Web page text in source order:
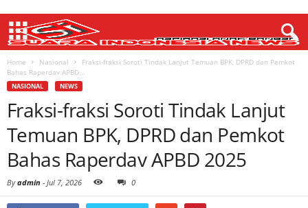
Home Nasional
Fraksi-fraksi Soroti Tindak Lanjut Temuan BPK, DPRD dan Pemkot
Bahas Raperdav APBD...
NASIONAL NEWS
Fraksi-fraksi Soroti Tindak Lanjut
Temuan BPK, DPRD dan Pemkot
Bahas Raperdav APBD 2025
Byadmin - Jul 7, 2026 0